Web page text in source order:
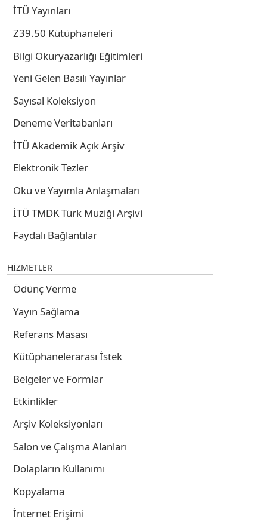
İTÜ Yayınları
Z39.50 Kütüphaneleri
Bilgi Okuryazarlığı Eğitimleri
Yeni Gelen Basılı Yayınlar
Sayısal Koleksiyon
Deneme Veritabanları
İTÜ Akademik Açık Arşiv
Elektronik Tezler
Oku ve Yayımla Anlaşmaları
İTÜ TMDK Türk Müziği Arşivi
Faydalı Bağlantılar
HİZMETLER
Ödünç Verme
Yayın Sağlama
Referans Masası
Kütüphanelerarası İstek
Belgeler ve Formlar
Etkinlikler
Arşiv Koleksiyonları
Salon ve Çalışma Alanları
Dolapların Kullanımı
Kopyalama
İnternet Erişimi